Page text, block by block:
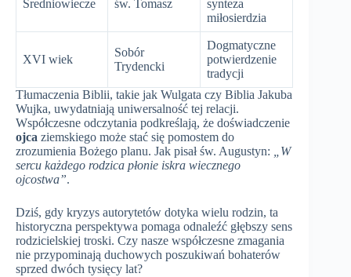
Średniowiecze św. Tomasz
synteza
miłosierdzia
XVI wiek
Sobór
Trydencki
Dogmatyczne
potwierdzenie
tradycji
Tłumaczenia Biblii, takie jak Wulgata czy Biblia Jakuba
Wujka, uwydatniają uniwersalność tej relacji.
Współczesne odczytania podkreślają, że doświadczenie
ojca ziemskiego może stać się pomostem do
zrozumienia Bożego planu. Jak pisał św. Augustyn:
„W
sercu każdego rodzica płonie iskra wiecznego
ojcostwa”.
Dziś, gdy kryzys autorytetów dotyka wielu rodzin, ta
historyczna perspektywa pomaga odnaleźć głębszy sens
rodzicielskiej troski. Czy nasze współczesne zmagania
nie przypominają duchowych poszukiwań bohaterów
sprzed dwóch tysięcy lat?